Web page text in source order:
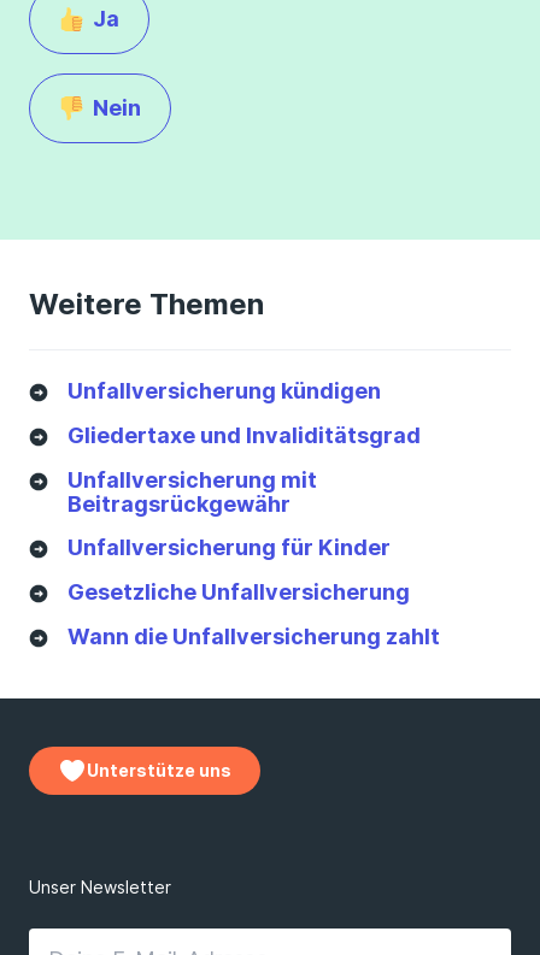
Ja
Nein
Weitere Themen
Unfallversicherung kündigen
Gliedertaxe und Invaliditätsgrad
Unfallversicherung mit
Beitragsrückgewähr
Unfallversicherung für Kinder
Gesetzliche Unfallversicherung
Wann die Unfallversicherung zahlt
Unterstütze uns